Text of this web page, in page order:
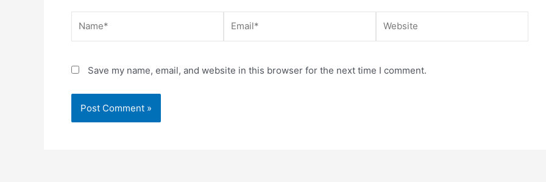
Save my name, email, and website in this browser for the next time I comment.